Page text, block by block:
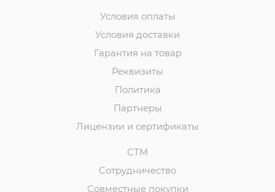
Условия оплаты
Условия доставки
Гарантия на товар
Реквизиты
Политика
Партнеры
Лицензии и сертификаты
СТМ
Сотрудничество
Совместные покупки